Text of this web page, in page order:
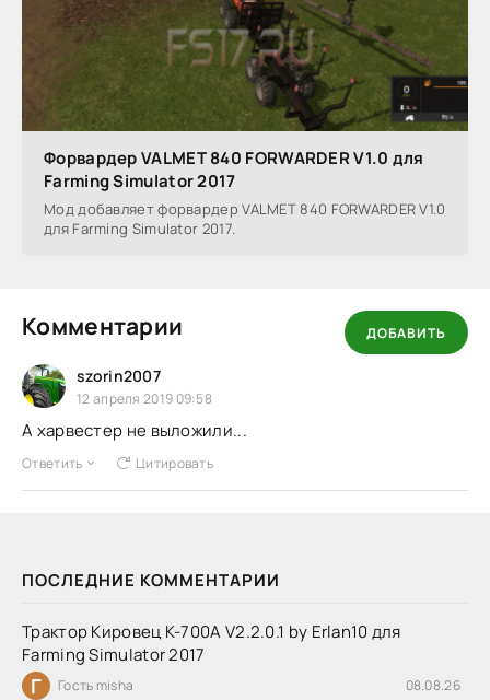
ПОСЛЕДНИЕ КОММЕНТАРИИ
Трактор Кировец К-700А V2.2.0.1 by Erlan10 для
Farming Simulator 2017
Г Гость misha 08.08.26
Форвардер VALMET 840 FORWARDER V1.0 для
Farming Simulator 2017
Мод добавляет форвардер VALMET 840 FORWARDER V1.0
для Farming Simulator 2017.
Комментарии ДОБАВИТЬ
szorin2007
12 апреля 2019 09:58
А харвестер не выложили...
Ответить Цитировать